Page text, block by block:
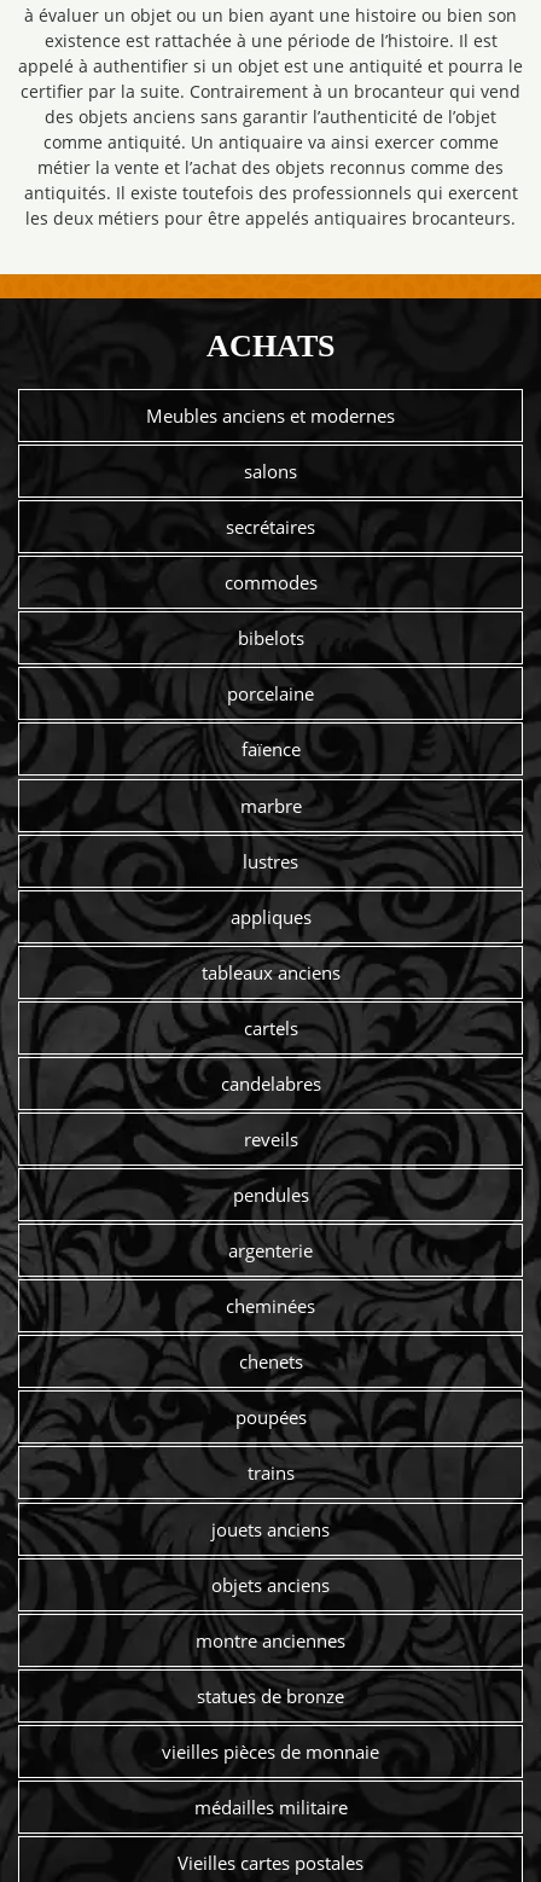
à évaluer un objet ou un bien ayant une histoire ou bien son
existence est rattachée à une période de l’histoire. Il est
appelé à authentifier si un objet est une antiquité et pourra le
certifier par la suite. Contrairement à un brocanteur qui vend
des objets anciens sans garantir l’authenticité de l’objet
comme antiquité. Un antiquaire va ainsi exercer comme
métier la vente et l’achat des objets reconnus comme des
antiquités. Il existe toutefois des professionnels qui exercent
les deux métiers pour être appelés antiquaires brocanteurs.
ACHATS
Meubles anciens et modernes
salons
secrétaires
commodes
bibelots
porcelaine
faïence
marbre
lustres
appliques
tableaux anciens
cartels
candelabres
reveils
pendules
argenterie
cheminées
chenets
poupées
trains
jouets anciens
objets anciens
montre anciennes
statues de bronze
vieilles pièces de monnaie
médailles militaire
Vieilles cartes postales